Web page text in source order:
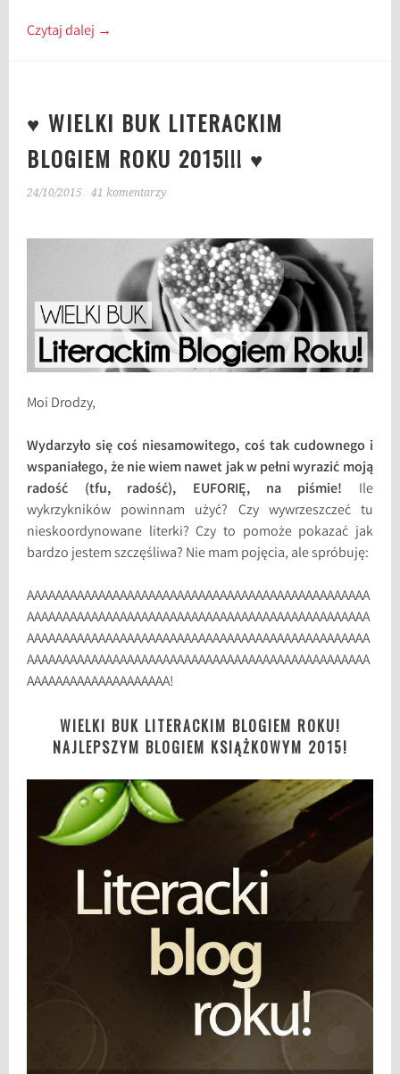
Czytaj dalej →
♥ WIELKI BUK LITERACKIM
BLOGIEM ROKU 2015!!! ♥
24/10/2015 41 komentarzy
Moi Drodzy,
Wydarzyło się coś niesamowitego, coś tak cudownego i
wspaniałego, że nie wiem nawet jak w pełni wyrazić moją
radość (tfu, radość), EUFORIĘ, na piśmie! Ile
wykrzykników powinnam użyć? Czy wywrzeszczeć tu
nieskoordynowane literki? Czy to pomoże pokazać jak
bardzo jestem szczęśliwa? Nie mam pojęcia, ale spróbuję:
AAAAAAAAAAAAAAAAAAAAAAAAAAAAAAAAAAAAAAAAAAAAAAAA
AAAAAAAAAAAAAAAAAAAAAAAAAAAAAAAAAAAAAAAAAAAAAAAA
AAAAAAAAAAAAAAAAAAAAAAAAAAAAAAAAAAAAAAAAAAAAAAAA
AAAAAAAAAAAAAAAAAAAAAAAAAAAAAAAAAAAAAAAAAAAAAAAA
AAAAAAAAAAAAAAAAAAAA!
WIELKI BUK LITERACKIM BLOGIEM ROKU!
NAJLEPSZYM BLOGIEM KSIĄŻKOWYM 2015!